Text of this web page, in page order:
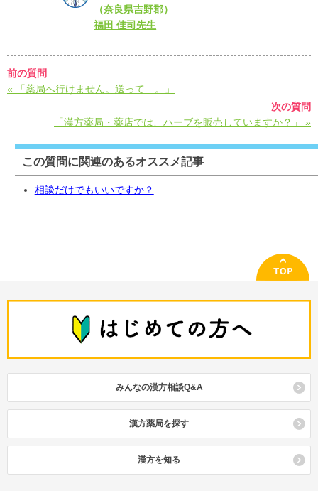
（奈良県吉野郡）
福田 佳司先生
前の質問
« 「薬局へ行けません。送って…。」
次の質問
「漢方薬局・薬店では、ハーブを販売していますか？」 »
この質問に関連のあるオススメ記事
相談だけでもいいですか？
みんなの漢方相談Q&A
漢方薬局を探す
漢方を知る